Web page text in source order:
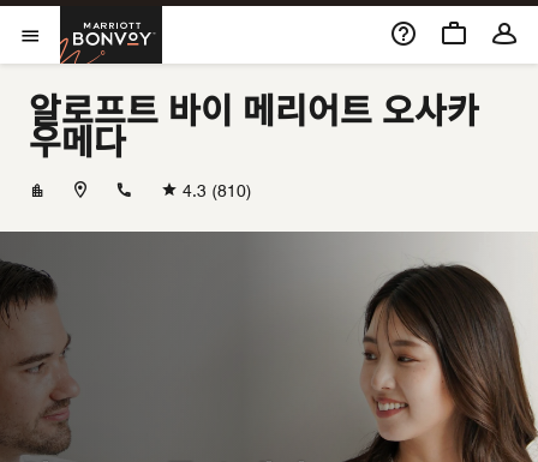
Skip to Content
메뉴 열기
Marriott Bonvoy
알로프트 바이 메리어트 오사카
우메다
+81647966662
4.3 (810)